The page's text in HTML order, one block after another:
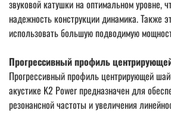
звуковой катушки на оптимальном уровне,
надежность конструкции динамика. Также
использовать большую подводимую
Прогрессивный профиль
Прогрессивный профиль центрирующей
акустике K2 Power предназначен для
резонансной частоты и увеличения